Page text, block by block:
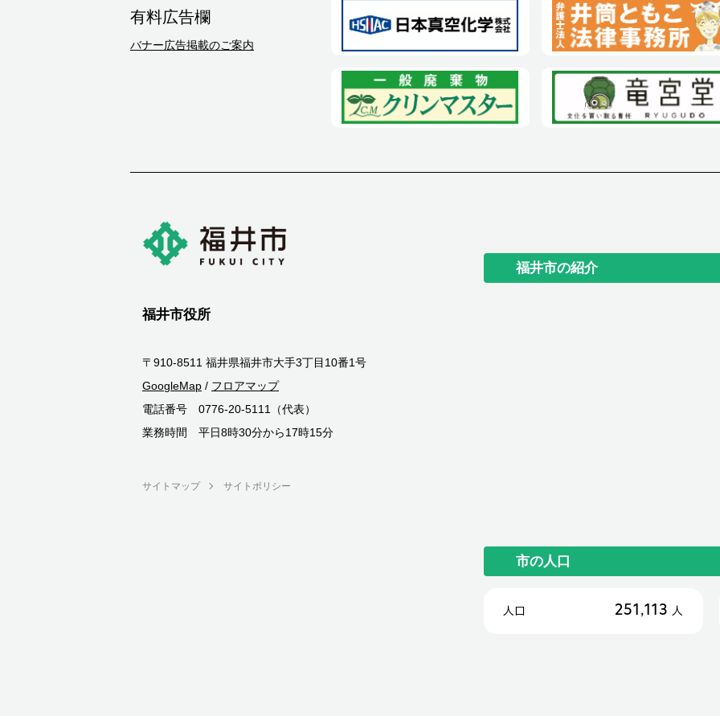
有料広告欄
バナー広告掲載のご案内
福井市役所
〒910-8511 福井県福井市大手3丁目10番1号
GoogleMap / フロアマップ
電話番号 0776-20-5111（代表）
業務時間 平日8時30分から17時15分
サイトマップ サイトポリシー
福井市の紹介
市の人口
人口 251,113 人